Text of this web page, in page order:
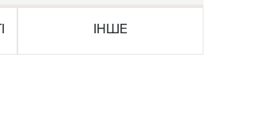
ІНШЕ